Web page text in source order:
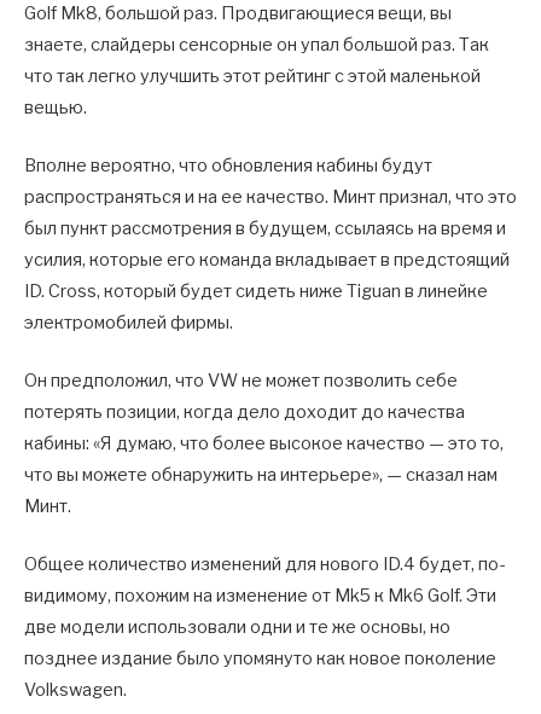
Golf Mk8, большой раз. Продвигающиеся вещи, вы
знаете, слайдеры сенсорные он упал большой раз. Так
что так легко улучшить этот рейтинг с этой маленькой
вещью.
Вполне вероятно, что обновления кабины будут
распространяться и на ее качество. Минт признал, что это
был пункт рассмотрения в будущем, ссылаясь на время и
усилия, которые его команда вкладывает в предстоящий
ID. Cross, который будет сидеть ниже Tiguan в линейке
электромобилей фирмы.
Он предположил, что VW не может позволить себе
потерять позиции, когда дело доходит до качества
кабины: «Я думаю, что более высокое качество — это то,
что вы можете обнаружить на интерьере», — сказал нам
Минт.
Общее количество изменений для нового ID.4 будет, по-
видимому, похожим на изменение от Mk5 к Mk6 Golf. Эти
две модели использовали одни и те же основы, но
позднее издание было упомянуто как новое поколение
Volkswagen.